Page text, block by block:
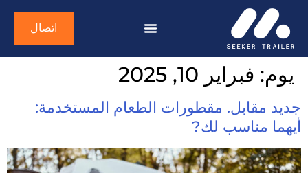
اتصال
يوم: فبراير 10, 2025
جديد مقابل. مقطورات الطعام المستخدمة:
أيهما مناسب لك?